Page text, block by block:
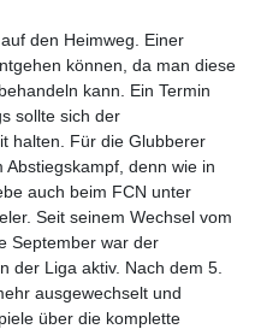
den Heimweg. Einer
können, da man diese
behandeln kann. Ein Termin
sollte sich der
halten. Für die Glubberer
denn wie in
auch beim FCN unter
Seit seinem Wechsel vom
September war der
der Liga aktiv. Nach dem 5.
ausgewechselt und
über die komplette